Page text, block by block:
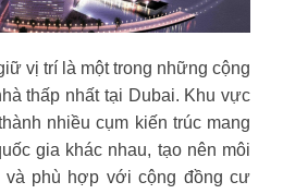
vị trí là một trong những cộng
thấp nhất tại Dubai. Khu vực
nhiều cụm kiến trúc mang
gia khác nhau, tạo nên môi
và phù hợp với cộng đồng cư